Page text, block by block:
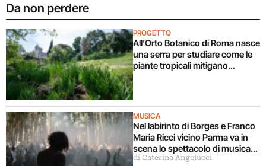
Da non perdere
PROGETTO
All’Orto Botanico di Roma nasce
una serra per studiare come le
piante tropicali mitigano
MUSICA
Nel labirinto di Borges e Franco
Maria Ricci vicino Parma va in
scena lo spettacolo di musica
contemporanea più radicale di
di Caterina Angelucci